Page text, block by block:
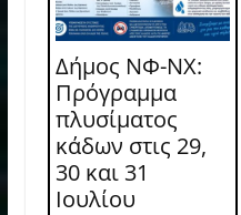
Δήμος ΝΦ-ΝΧ:
Πρόγραμμα
πλυσίματος
κάδων στις 29,
30 και 31
Ιουλίου